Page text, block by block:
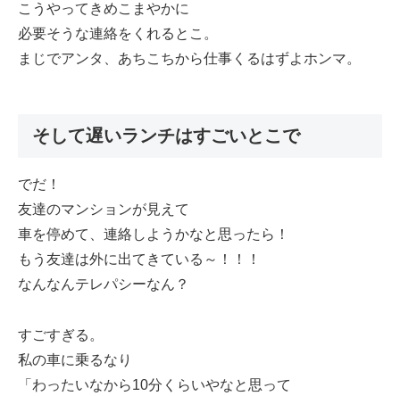
こうやってきめこまやかに
必要そうな連絡をくれるとこ。
まじでアンタ、あちこちから仕事くるはずよホンマ。
そして遅いランチはすごいとこで
でだ！
友達のマンションが見えて
車を停めて、連絡しようかなと思ったら！
もう友達は外に出てきている～！！！
なんなんテレパシーなん？
すごすぎる。
私の車に乗るなり
「わったいなから10分くらいやなと思って